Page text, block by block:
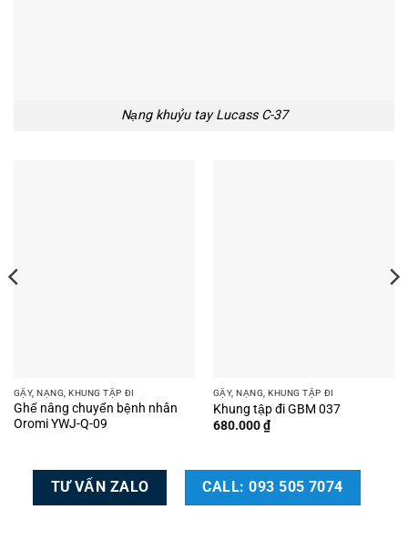
Nạng khuỷu tay Lucass C-37
GẬY, NẠNG, KHUNG TẬP ĐI
Ghế nâng chuyển bệnh nhân
Oromi YWJ-Q-09
GẬY, NẠNG, KHUNG TẬP ĐI
Khung tập đi GBM 037
680.000₫
TƯ VẤN ZALO CALL: 093 505 7074